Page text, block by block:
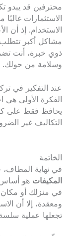
محترفين قد يبدو
الاستثمارات
الاستخدام. إذ أن
مشاكل أكبر تتطلب
ذوي خبرة، أنت
وسلامة من حولك.
عند التفكير في
الفكرة الأولى هي
يحافظ فقط على
التكاليف غير
الخاتمة
في نهاية المطاف،
المكيفات هو أساس
في منزلك أو مكان
ومعقدة، إلا أن
تجعلها عملية